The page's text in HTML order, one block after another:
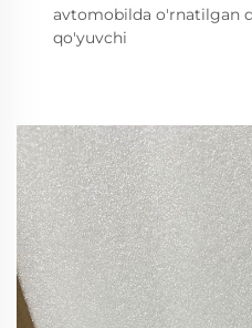
avtomobilda o'rnatilgan
qo'yuvchi